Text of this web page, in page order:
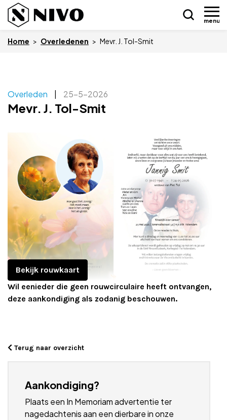
menu
to
content
Nieuws
Overledenen
Overige
Vacatures
Adverteren
Adreswijziging
Contact
Home > Overledenen > Mevr. J. Tol-Smit
Overleden | 25-5-2026
Mevr. J. Tol-Smit
Bekijk rouwkaart
Wil eenieder die geen rouwcirculaire heeft ontvangen,
deze aankondiging als zodanig beschouwen.
Terug naar overzicht
Aankondiging?
Plaats een In Memoriam advertentie ter
nagedachtenis aan een dierbare in onze